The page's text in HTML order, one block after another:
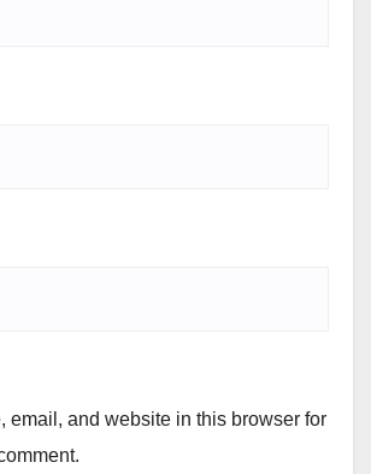
email, and website in this browser for